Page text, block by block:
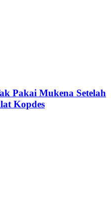
Pakai Mukena Setelah
Kopdes